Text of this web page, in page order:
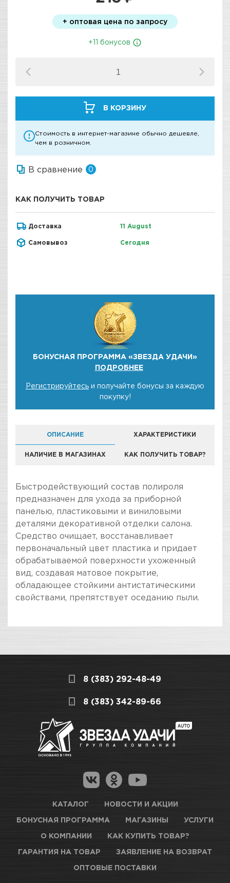
+ оптовая цена по запросу
+11 бонусов
В КОРЗИНУ
Стоимость в интернет-магазине обычно дешевле,
чем в розничном.
В сравнение 0
КАК ПОЛУЧИТЬ ТОВАР
Доставка 11 August
Самовывоз Сегодня
БОНУСНАЯ ПРОГРАММА «ЗВЕЗДА УДАЧИ»
ПОДРОБНЕЕ
Регистрируйтесь и получайте бонусы за каждую
покупку!
ОПИСАНИЕ ХАРАКТЕРИСТИКИ
НАЛИЧИЕ В МАГАЗИНАХ КАК ПОЛУЧИТЬ ТОВАР?
Быстродействующий состав полироля
предназначен для ухода за приборной
панелью, пластиковыми и виниловыми
деталями декоративной отделки салона.
Средство очищает, восстанавливает
первоначальный цвет пластика и придает
обрабатываемой поверхности ухоженный
вид, создавая матовое покрытие,
обладающее стойкими антистатическими
свойствами, препятствует оседанию пыли.
Для ухода за приборной
виниловыми деталями
Вес / Размер / Объем 355 мл
СКЛАДСКОЙ КОМПЛЕКС
Нет в наличии
Новосибирск, Петухова, 27/3
КАРТА ПРОЕЗДА И КОНТАКТЫ
получение товара максимально комфортными,
поэтому подготовили для Вас самую
Как купить товар?
Гарантия на товар
Магазины для получения товара
Оптовые поставки
8 (383) 292-48-49
8 (383) 342-89-66
КАТАЛОГ НОВОСТИ И АКЦИИ
БОНУСНАЯ ПРОГРАММА МАГАЗИНЫ УСЛУГИ
О КОМПАНИИ КАК КУПИТЬ ТОВАР?
ГАРАНТИЯ НА ТОВАР ЗАЯВЛЕНИЕ НА ВОЗВРАТ
ОПТОВЫЕ ПОСТАВКИ